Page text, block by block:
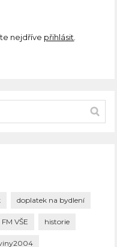
nejdříve přihlásit
doplatek na bydlení
FM VŠE historie